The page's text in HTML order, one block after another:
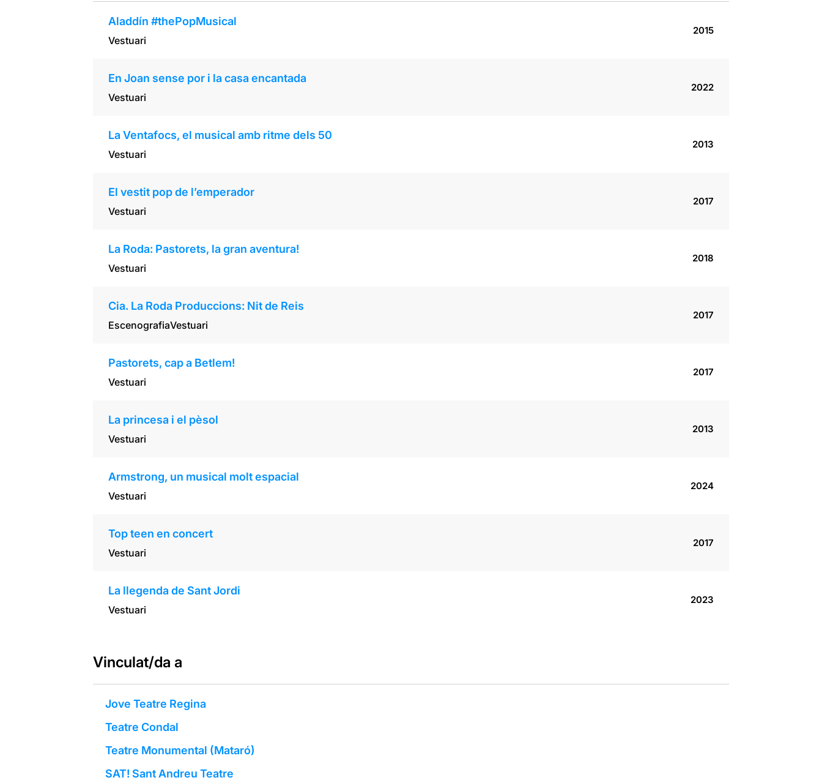
Aladdín #thePopMusical
Vestuari
2015
En Joan sense por i la casa encantada
Vestuari
2022
La Ventafocs, el musical amb ritme dels 50
Vestuari
2013
El vestit pop de l’emperador
Vestuari
2017
La Roda: Pastorets, la gran aventura!
Vestuari
2018
Cia. La Roda Produccions: Nit de Reis
EscenografiaVestuari
2017
Pastorets, cap a Betlem!
Vestuari
2017
La princesa i el pèsol
Vestuari
2013
Armstrong, un musical molt espacial
Vestuari
2024
Top teen en concert
Vestuari
2017
La llegenda de Sant Jordi
Vestuari
2023
Vinculat/da a
Jove Teatre Regina
Teatre Condal
Teatre Monumental (Mataró)
SAT! Sant Andreu Teatre